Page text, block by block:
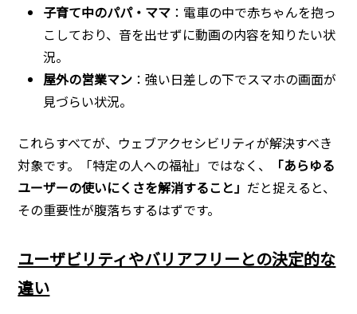
子育て中のパパ・ママ ：電車の中で赤ちゃんを抱っ
こしており、音を出せずに動画の内容を知りたい状
況。
屋外の営業マン ：強い日差しの下でスマホの画面が
見づらい状況。
これらすべてが、ウェブアクセシビリティが解決すべき
対象です。「特定の人への福祉」ではなく、
「あらゆる
ユーザーの使いにくさを解消すること」 だと捉えると、
その重要性が腹落ちするはずです。
ユーザビリティやバリアフリーとの決定的な
違い